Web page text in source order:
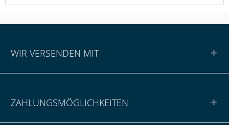
WIR VERSENDEN MIT
ZAHLUNGSMÖGLICHKEITEN